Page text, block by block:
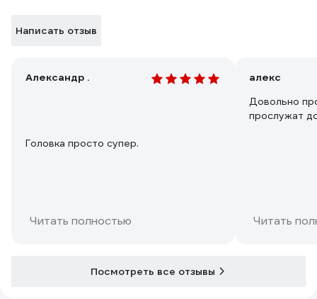
Написать отзыв
Александр .
Головка просто супер.
Читать полностью
алекс
Довольно
прослужат
Читать
Посмотреть все отзывы